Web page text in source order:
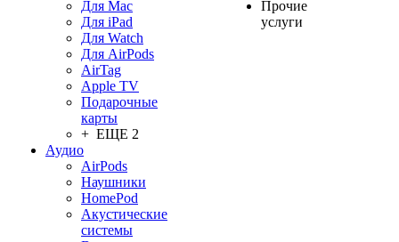
Для Mac
Для iPad
Для Watch
Для AirPods
AirTag
Apple TV
Подарочные
карты
+ ЕЩЕ 2
Аудио
AirPods
Наушники
HomePod
Акустические
системы
Прочие
услуги